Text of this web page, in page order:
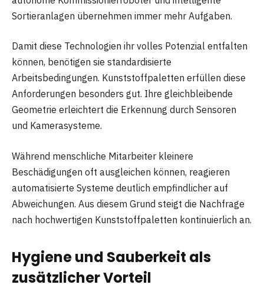
Sortieranlagen übernehmen immer mehr Aufgaben.
Damit diese Technologien ihr volles Potenzial entfalten
können, benötigen sie standardisierte
Arbeitsbedingungen. Kunststoffpaletten erfüllen diese
Anforderungen besonders gut. Ihre gleichbleibende
Geometrie erleichtert die Erkennung durch Sensoren
und Kamerasysteme.
Während menschliche Mitarbeiter kleinere
Beschädigungen oft ausgleichen können, reagieren
automatisierte Systeme deutlich empfindlicher auf
Abweichungen. Aus diesem Grund steigt die Nachfrage
nach hochwertigen Kunststoffpaletten kontinuierlich an.
Hygiene und Sauberkeit als
zusätzlicher Vorteil